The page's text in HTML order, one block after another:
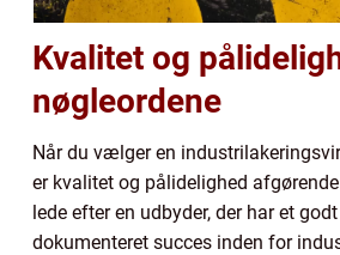
Kvalitet og
nøgleordene
Når du vælger en
er kvalitet og pålidelighed
lede efter en udbyder, der har et
dokumenteret succes inden for